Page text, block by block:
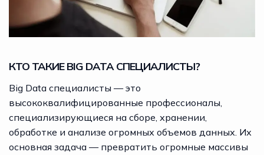
КТО ТАКИЕ BIG DATA СПЕЦИАЛИСТЫ?
Big Data специалисты — это
высококвалифицированные профессионалы,
специализирующиеся на сборе, хранении,
обработке и анализе огромных объемов данных. Их
основная задача — превратить огромные массивы